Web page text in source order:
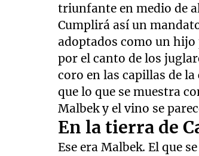
triunfante en medio de
Cumplirá así un
adoptados como un
por el canto de los
coro en las capillas de
que lo que se muestra
Malbek y el vino se
En la tierra de
Ese era Malbek. El que